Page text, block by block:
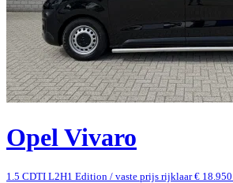
Opel Vivaro
1.5 CDTI L2H1 Edition / vaste prijs rijklaar €